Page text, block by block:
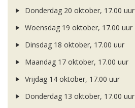
Donderdag 20 oktober, 17.00 uur
Woensdag 19 oktober, 17.00 uur
Dinsdag 18 oktober, 17.00 uur
Maandag 17 oktober, 17.00 uur
Vrijdag 14 oktober, 17.00 uur
Donderdag 13 oktober, 17.00 uur